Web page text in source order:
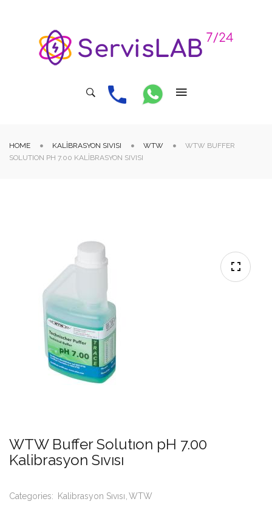
HOME KALIBRASYON SIVISI WTW
WTW BUFFER
SOLUTION PH 7.00 KALIBRASYON SIVISI
WTW Buffer Solutıon pH 7.00
Kalibrasyon Sıvısı
Categories: Kalibrasyon Sıvısı WTW